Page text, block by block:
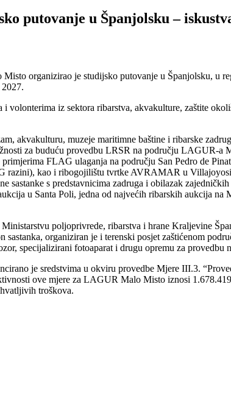
putovanje u Španjolsku –
organizirao je studijsko putovanje u Španjolsku, u
volonterima iz sektora ribarstva, akvakulture, zaštite
akvakulturu, muzeje maritimne baštine i ribarske
za buduću provedbu LRSR na području LAGUR-
FLAG ulaganja na području San Pedro de
razini), kao i ribogojilištu tvrtke AVRAMAR u
sastanke s predstavnicima zadruga i obilazak
u Santa Poli, jedna od najvećih ribarskih aukcija
poljoprivrede, ribarstva i hrane Kraljevine
organiziran je i terenski posjet zaštićenom
specijalizirani fotoaparat i drugu opremu za provedbu
je sredstvima u okviru provedbe Mjere III.3.
ove mjere za LAGUR Malo Misto iznosi
troškova.